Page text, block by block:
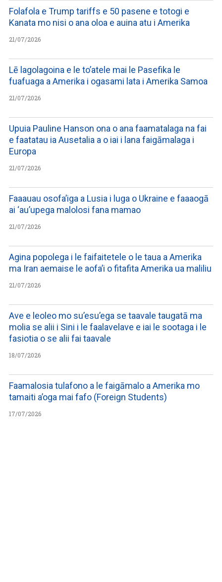
Folafola e Trump tariffs e 50 pasene e totogi e
Kanata mo nisi o ana oloa e auina atu i Amerika
21/07/2026
Lē lagolagoina e le to’atele mai le Pasefika le
fuafuaga a Amerika i ogasami lata i Amerika Samoa
21/07/2026
Upuia Pauline Hanson ona o ana faamatalaga na fai
e faatatau ia Ausetalia a o iai i lana faigāmalaga i
Europa
21/07/2026
Faaauau osofa’iga a Lusia i luga o Ukraine e faaaogā
ai ‘au’upega malolosi fana mamao
21/07/2026
Agina popolega i le faifaitetele o le taua a Amerika
ma Iran aemaise le aofa’i o fitafita Amerika ua maliliu
21/07/2026
Ave e leoleo mo su’esu’ega se taavale taugatā ma
molia se alii i Sini i le faalavelave e iai le sootaga i le
fasiotia o se alii fai taavale
18/07/2026
Faamalosia tulafono a le faigāmalo a Amerika mo
tamaiti a’oga mai fafo (Foreign Students)
17/07/2026